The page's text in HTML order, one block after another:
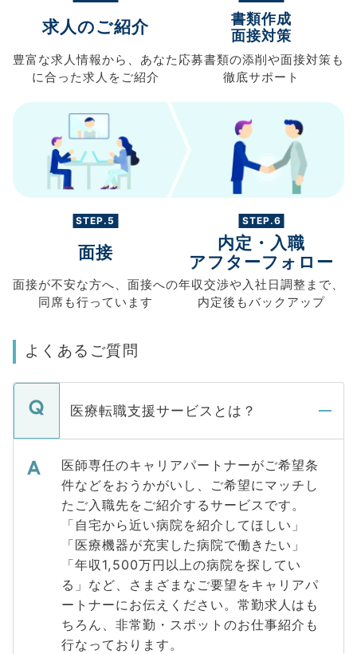
求人のご紹介
豊富な求人情報から、 あなた
に合った求人を ご紹介
書類作成
面接対策
応募書類の添削や面接対策も
徹底サポート
STEP.5
面接
面接が不安な方へ、 面接への
同席も行っています
STEP.6
内定・入職
アフターフォロー
年収交渉や入社日調整まで、
内定後もバックアップ
よくあるご質問
医療転職支援サービスとは？
医師専任のキャリアパートナーがご希望条
件などをおうかがいし、ご希望にマッチし
たご入職先をご紹介するサービスです。
「自宅から近い病院を紹介してほしい」
「医療機器が充実した病院で働きたい」
「年収1,500万円以上の病院を探してい
る」など、さまざまなご要望をキャリアパ
ートナーにお伝えください。常勤求人はも
ちろん、非常勤・スポットのお仕事紹介も
行なっております。